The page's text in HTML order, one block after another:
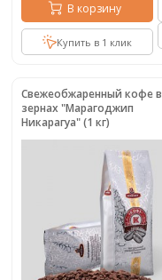
В корзину
Купить в 1 клик
Свежеобжаренный кофе в
зернах "Марагоджип
Никарагуа" (1 кг)